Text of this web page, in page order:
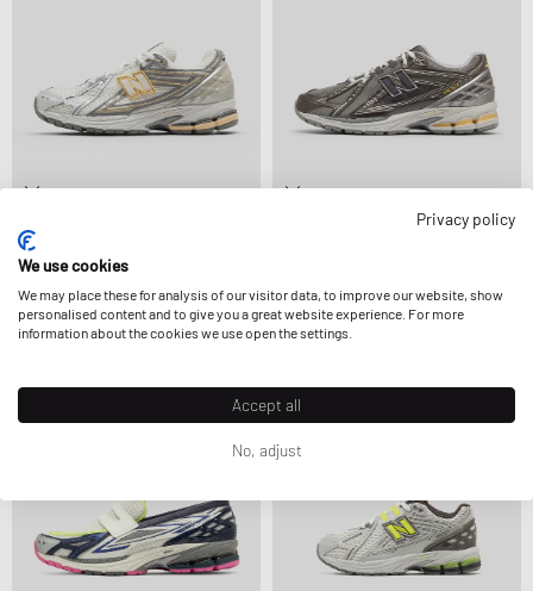
New Balance
1906R
135,99 €
159,99 €
VERDER GEREDUCEERD
Privacy policy
We use cookies
We may place these for analysis of our visitor data, to improve our website, show
personalised content and to give you a great website experience. For more
information about the cookies we use open the settings.
Accept all
No, adjust